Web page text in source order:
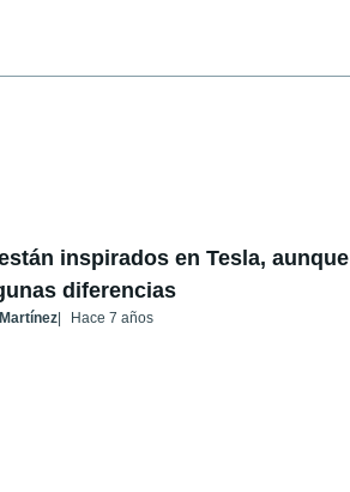
inspirados en Tesla, aunque
diferencias
Hace 7 años